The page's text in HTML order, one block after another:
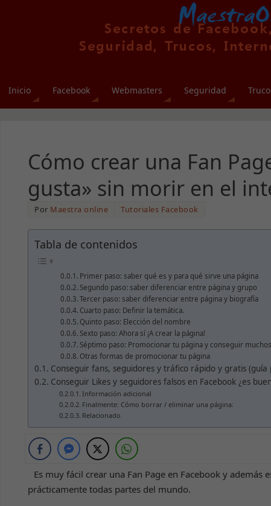
Inicio Facebook Webmasters Seguridad
Cómo crear una Fan
gusta» sin morir en el
Por Maestra online Tutoriales Facebook
Tabla de contenidos
Primer paso: saber qué es y para qué sirve una página
Segundo paso: saber diferenciar entre página y grupo
Tercer paso: saber diferenciar entre página y biografía
Cuarto paso: Definir la temática.
Quinto paso: Elección del nombre
Sexto paso: Ahora sí ¡A crear la página!
Séptimo paso: Promocionar tu página y conseguir
Otras formas de promocionar tu página
Conseguir fans, seguidores y tráfico rápido y gratis (guía
Conseguir Likes y seguidores falsos en Facebook ¿es
Información adicional
Finalmente: Cómo borrar / eliminar una página:
Relacionado
Es muy fácil crear una Fan Page en Facebook y
prácticamente todas partes del mundo.